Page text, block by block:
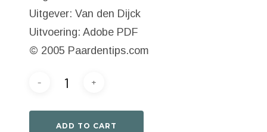
Uitgever: Van den Dijck
Uitvoering: Adobe PDF
© 2005 Paardentips.com
ADD TO CART